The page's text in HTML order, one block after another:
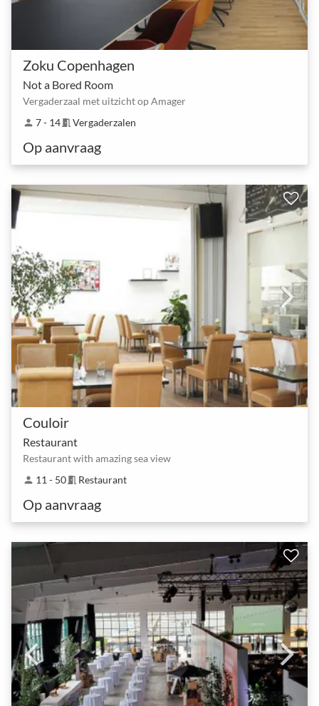
Zoku Copenhagen
Not a Bored Room
Vergaderzaal met uitzicht op Amager
person 7 - 14meeting_room Vergaderzalen
Op aanvraag
Couloir
Restaurant
Restaurant with amazing sea view
person 11 - 50meeting_room Restaurant
Op aanvraag